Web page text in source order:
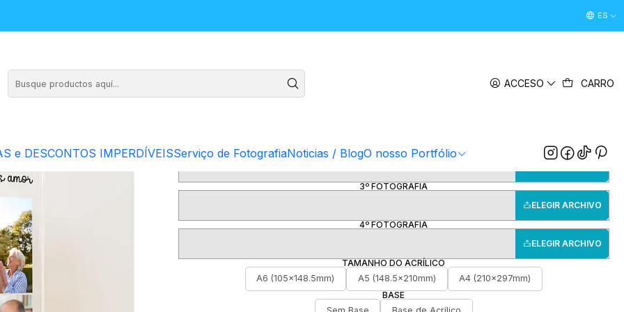
ACCESO CARRO
e DESCONTOS IMPERDÍVEISServiço de FotografiaNoticias / BlogO nosso Portfólio
Desconto Boas Vindas 5% " boasvindas26 " (PrimeiraES
Placa em Acrílico - Avós
2º FOTOGRAFIA/IMAGEM
3º FOTOGRAFIA
ELEGIR ARCHIVO
4º FOTOGRAFIA
ELEGIR ARCHIVO
TAMANHO DO ACRÍLICO
A6 (105x148.5mm)
A5 (148.5x210mm)
A4 (210x297mm)
BASE